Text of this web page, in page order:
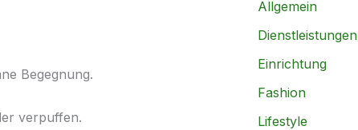
Begegnung.
verpuffen.
Allgemein
Dienstleistungen
Einrichtung
Fashion
Lifestyle